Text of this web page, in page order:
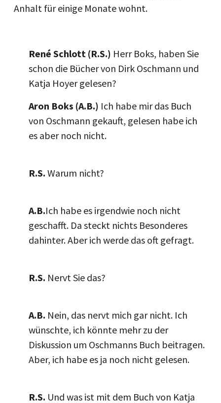
Anhalt für einige Monate wohnt.
René Schlott (R.S.) Herr Boks, haben Sie
schon die Bücher von Dirk Oschmann und
Katja Hoyer gelesen?
Aron Boks (A.B.) Ich habe mir das Buch
von Oschmann gekauft, gelesen habe ich
es aber noch nicht.
R.S. Warum nicht?
A.B.Ich habe es irgendwie noch nicht
geschafft. Da steckt nichts Besonderes
dahinter. Aber ich werde das oft gefragt.
R.S. Nervt Sie das?
A.B. Nein, das nervt mich gar nicht. Ich
wünschte, ich könnte mehr zu der
Diskussion um Oschmanns Buch beitragen.
Aber, ich habe es ja noch nicht gelesen.
R.S. Und was ist mit dem Buch von Katja